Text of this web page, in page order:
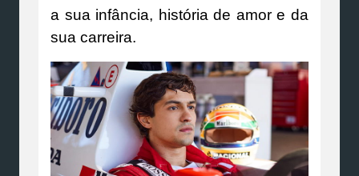
a sua infância, história de amor e da
sua carreira.